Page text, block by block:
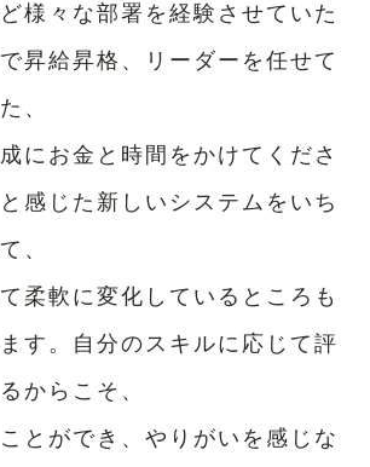
様々な部署を経験させていた
昇給昇格、リーダーを任せて
、
にお金と時間をかけてくださ
感じた新しいシステムをいち
、
柔軟に変化しているところも
す。自分のスキルに応じて評
からこそ、
とができ、やりがいを感じな